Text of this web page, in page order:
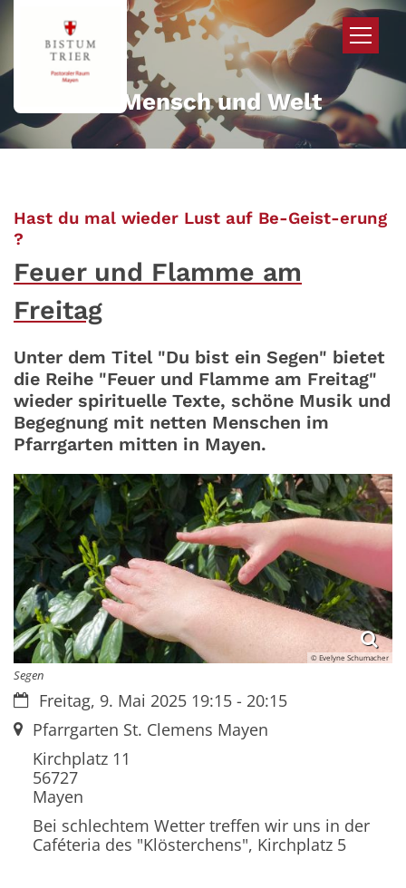
Zum Inhalt springen
Mehr für Mensch und Welt
Hast du mal wieder Lust auf Be-Geist-erung
?
Feuer und Flamme am
Freitag
Unter dem Titel "Du bist ein Segen" bietet
die Reihe "Feuer und Flamme am Freitag"
wieder spirituelle Texte, schöne Musik und
Begegnung mit netten Menschen im
Pfarrgarten mitten in Mayen.
© Evelyne Schumacher
Segen
Datum:Freitag, 9. Mai 2025 19:15 - 20:15
Ort:Pfarrgarten St. Clemens Mayen
Kirchplatz 11
56727
Mayen
Bei schlechtem Wetter treffen wir uns in der
Caféteria des "Klösterchens", Kirchplatz 5